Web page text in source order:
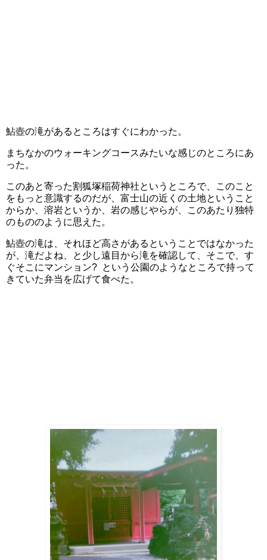
鮎壺の滝があるところはすぐにわかった。
まちなかのウォーキングコースみたいな感じのところにあ
った。
このあと寄った割狐塚稲荷神社というところで、このこと
をもっと意識するのだが、富士山の近くの土地ということ
からか、溶岩というか、岩の感じやらが、このあたり独特
のもののように思えた。
鮎壺の滝は、それほど高さがあるということではなかった
が、滝だよね、と少し遠目から滝を確認して、そこで、す
ぐそこにマンション? という公園のようなところで持って
きていた弁当を広げて食べた。